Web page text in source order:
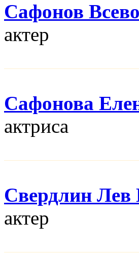
Сафонов
актер
Сафонова
актриса
Свердлин Лев
актер